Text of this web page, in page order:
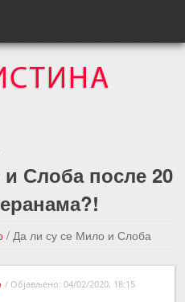
Слоба после 20
/ Да ли су се Мило и Слоба
вест
Следећа вест →
/ Објављено: 04/02/2020, 18:15